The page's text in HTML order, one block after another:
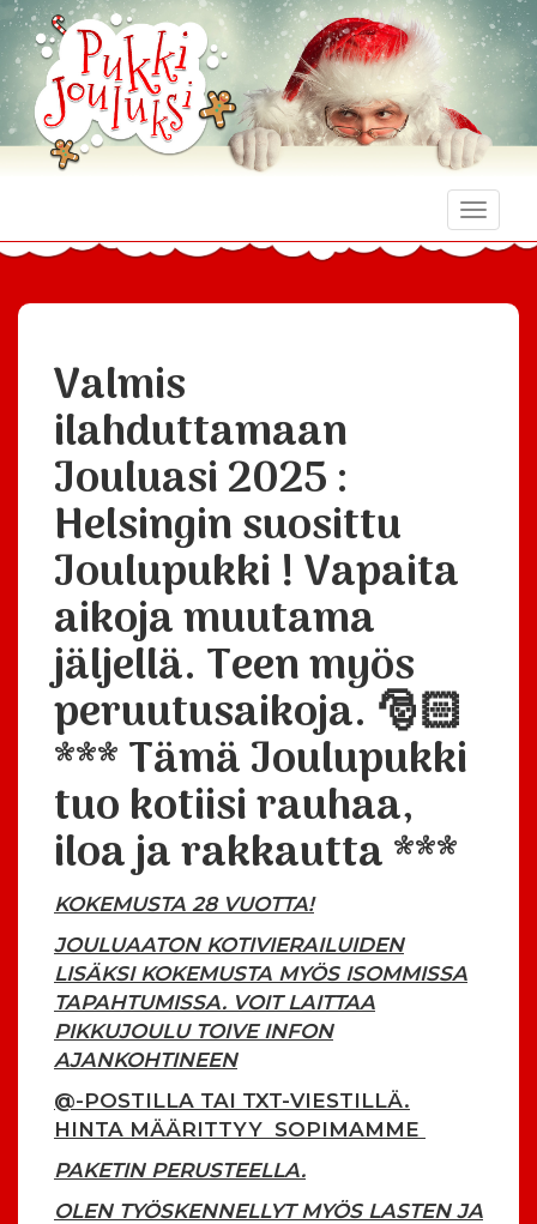
Toggle
Valmis
ilahduttamaan
Jouluasi 2025 :
Helsingin suosittu
Joulupukki ! Vapaita
aikoja muutama
jäljellä. Teen myös
peruutusaikoja. 🎅🏻
*** Tämä Joulupukki
tuo kotiisi rauhaa,
iloa ja rakkautta ***
KOKEMUSTA 28 VUOTTA!
JOULUAATON KOTIVIERAILUIDEN
LISÄKSI KOKEMUSTA MYÖS ISOMMISSA
TAPAHTUMISSA. VOIT LAITTAA
PIKKUJOULU TOIVE INFON
AJANKOHTINEEN
@-POSTILLA TAI TXT-VIESTILLÄ.
HINTA MÄÄRITTYY SOPIMAMME
PAKETIN PERUSTEELLA.
OLEN TYÖSKENNELLYT MYÖS LASTEN JA